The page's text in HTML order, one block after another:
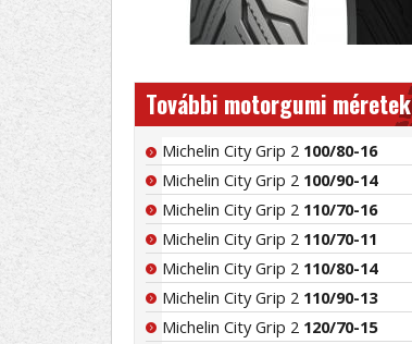
További motorgumi méretek
Michelin City Grip 2 100/80-16
Michelin City Grip 2 100/90-14
Michelin City Grip 2 110/70-16
Michelin City Grip 2 110/70-11
Michelin City Grip 2 110/80-14
Michelin City Grip 2 110/90-13
Michelin City Grip 2 120/70-15